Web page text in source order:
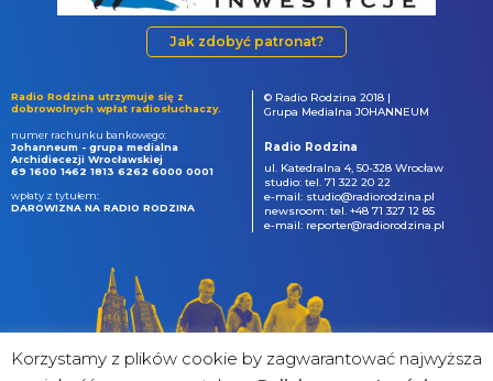
Jak zdobyć patronat?
Radio Rodzina utrzymuje się z
dobrowolnych wpłat radiosłuchaczy.
numer rachunku bankowego:
Johanneum - grupa medialna
Archidiecezji Wrocławskiej
69 1600 1462 1813 6262 6000 0001
wpłaty z tytułem:
DAROWIZNA NA RADIO RODZINA
© Radio Rodzina 2018 |
Grupa Medialna JOHANNEUM
Radio Rodzina
ul. Katedralna 4, 50-328 Wrocław
studio: tel. 71 322 20 22
e-mail: studio@radiorodzina.pl
newsroom: tel. +48 71 327 12 85
e-mail: reporter@radiorodzina.pl
Korzystamy z plików cookie by zagwarantować najwyższa